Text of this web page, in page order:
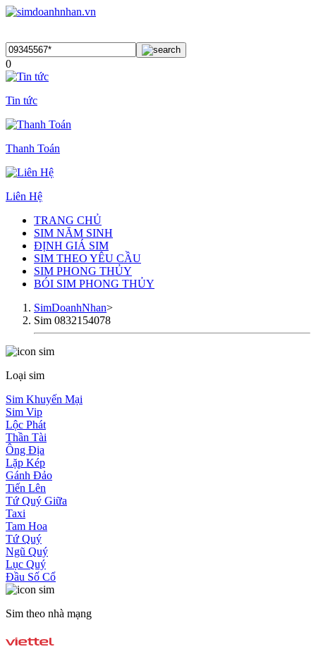
0
Tin tức
Thanh Toán
Liên Hệ
TRANG CHỦ
SIM NĂM SINH
ĐỊNH GIÁ SIM
SIM THEO YÊU CẦU
SIM PHONG THỦY
BÓI SIM PHONG THỦY
SimDoanhNhan>
Sim 0832154078
Loại sim
Sim Khuyến Mại
Sim Vip
Lộc Phát
Thần Tài
Ông Địa
Lặp Kép
Gánh Đảo
Tiến Lên
Tứ Quý Giữa
Taxi
Tam Hoa
Tứ Quý
Ngũ Quý
Lục Quý
Đầu Số Cổ
Sim theo nhà mạng